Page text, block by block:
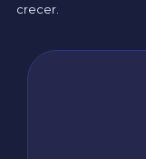
crecer.